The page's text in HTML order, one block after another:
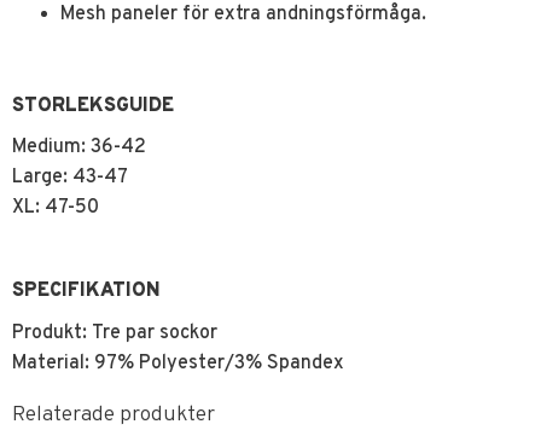
Mesh paneler för extra andningsförmåga.
STORLEKSGUIDE
Medium: 36-42
Large: 43-47
XL: 47-50
SPECIFIKATION
Produkt: Tre par sockor
Material: 97% Polyester/3% Spandex
Relaterade produkter